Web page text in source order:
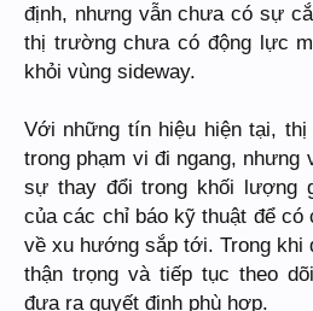
định, nhưng vẫn chưa có sự
thị trường chưa có động lực
khỏi vùng sideway.
Với những tín hiệu hiện tại,
trong phạm vi đi ngang, nhưng
sự thay đổi trong khối lượng
của các chỉ báo kỹ thuật để
về xu hướng sắp tới. Trong khi
thận trọng và tiếp tục theo
đưa ra quyết định phù hợp.